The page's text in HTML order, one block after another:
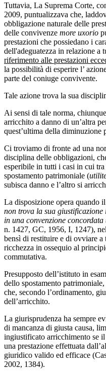
Tuttavia, La Suprema Corte,
2009, puntualizzava che,
obbligazione naturale delle
delle convivenze more uxorio
prestazioni che possiedano i
dell'adeguatezza in relazione a
riferimento alle prestazioni
la possibilità di esperire l’
parte del coniuge convivente.
Tale azione trova la sua
Ai sensi di tale norma,
arricchito a danno di un’altra
quest’ultima della diminuzione
Ci troviamo di fronte ad una
disciplina delle obbligazioni,
esperibile in tutti i casi in cui
spostamento patrimoniale (
subisca danno e l’altro si
La disposizione opera quando
non trova la sua
in una convenzione
n. 1427, GC, 1956, I, 1247),
bensì di restituire e di ovviare
ricchezza in ossequio al
commutativa.
Presupposto dell’istituto in
dello spostamento
che, secondo l’ordinamento,
dell’arricchito.
La giurisprudenza ha sempre
di mancanza di giusta causa,
ingiustificato arricchimento se
una prestazione effettuata
giuridico valido ed efficace
2002, 1384).